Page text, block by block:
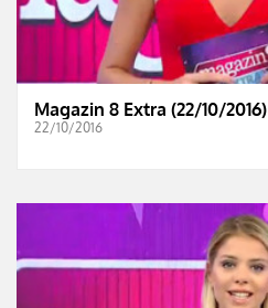
Magazin 8 Extra (22/10/2016)
22/10/2016